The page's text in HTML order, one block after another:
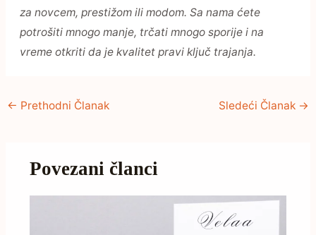
za novcem, prestižom ili modom. Sa nama ćete
potrošiti mnogo manje, trčati mnogo sporije i na
vreme otkriti da je kvalitet pravi ključ trajanja.
← Prethodni Članak Sledeći Članak →
Povezani članci